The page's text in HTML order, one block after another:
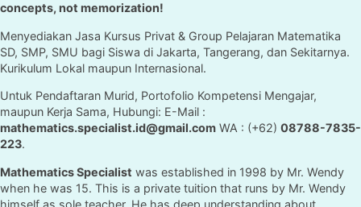
concepts, not memorization!
Menyediakan Jasa Kursus Privat & Group Pelajaran Matematika
SD, SMP, SMU bagi Siswa di Jakarta, Tangerang, dan Sekitarnya.
Kurikulum Lokal maupun Internasional.
Untuk Pendaftaran Murid, Portofolio Kompetensi Mengajar,
maupun Kerja Sama, Hubungi: E-Mail :
mathematics.specialist.id@gmail.com WA : (+62) 08788-7835-
223.
Mathematics Specialist was established in 1998 by Mr. Wendy
when he was 15. This is a private tuition that runs by Mr. Wendy
himself as sole teacher. He has deep understanding about